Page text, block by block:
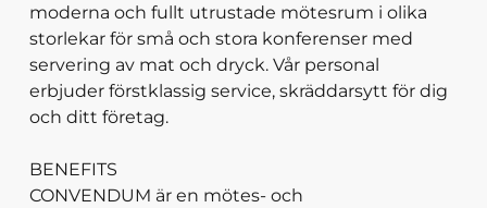
moderna och fullt utrustade mötesrum i olika
storlekar för små och stora konferenser med
servering av mat och dryck. Vår personal
erbjuder förstklassig service, skräddarsytt för dig
och ditt företag.
BENEFITS
CONVENDUM är en mötes- och